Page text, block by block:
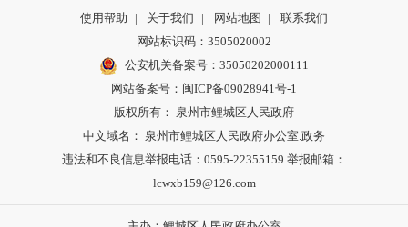
使用帮助 | 关于我们 | 网站地图 |
联系我们
网站标识码：3505020002
公安机关备案号：35050202000111
网站备案号：闽ICP备09028941号-1
版权所有： 泉州市鲤城区人民政府
中文域名： 泉州市鲤城区人民政府办公室.政务
违法和不良信息举报电话：0595-22355159 举报邮箱：
lcwxb159@126.com